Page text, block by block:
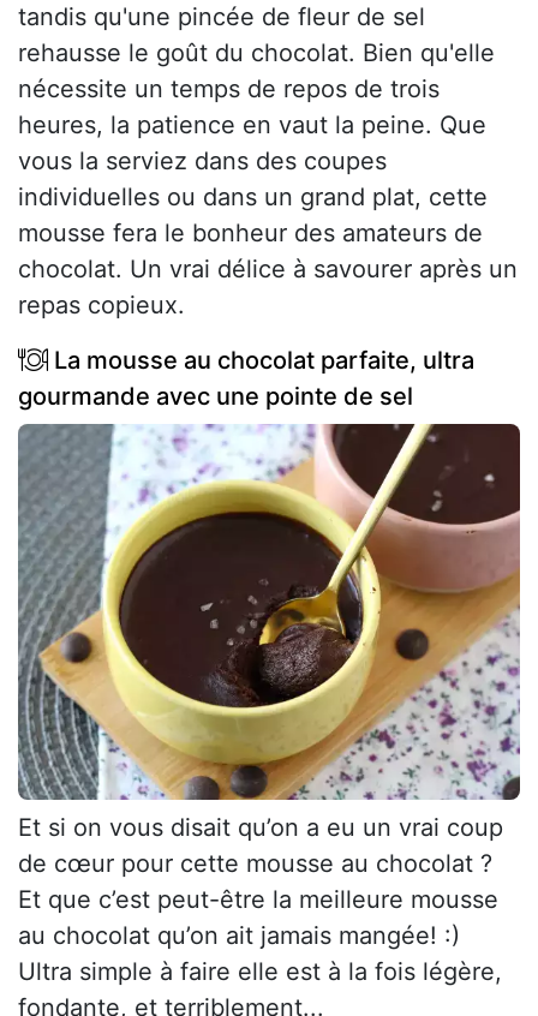
tandis qu'une pincée de fleur de sel
rehausse le goût du chocolat. Bien qu'elle
nécessite un temps de repos de trois
heures, la patience en vaut la peine. Que
vous la serviez dans des coupes
individuelles ou dans un grand plat, cette
mousse fera le bonheur des amateurs de
chocolat. Un vrai délice à savourer après un
repas copieux.
La mousse au chocolat parfaite, ultra
gourmande avec une pointe de sel
Et si on vous disait qu’on a eu un vrai coup
de cœur pour cette mousse au chocolat ?
Et que c’est peut-être la meilleure mousse
au chocolat qu’on ait jamais mangée! :)
Ultra simple à faire elle est à la fois légère,
fondante, et terriblement...